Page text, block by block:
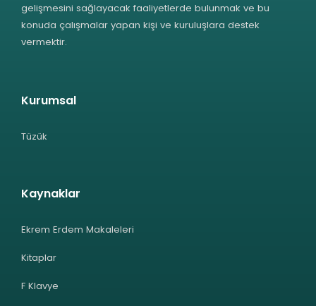
gelişmesini sağlayacak faaliyetlerde bulunmak ve bu
konuda çalışmalar yapan kişi ve kuruluşlara destek
vermektir.
Kurumsal
Tüzük
Kaynaklar
Ekrem Erdem Makaleleri
Kitaplar
F Klavye